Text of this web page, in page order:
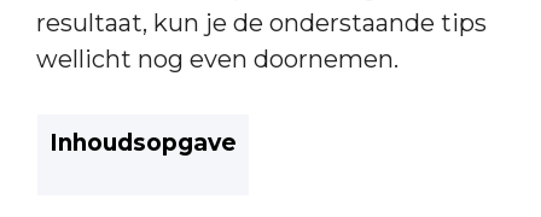
resultaat, kun je de onderstaande tips
wellicht nog even doornemen.
Inhoudsopgave